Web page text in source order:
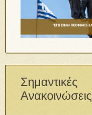
Σημαντικές
Ανακοινώσεις